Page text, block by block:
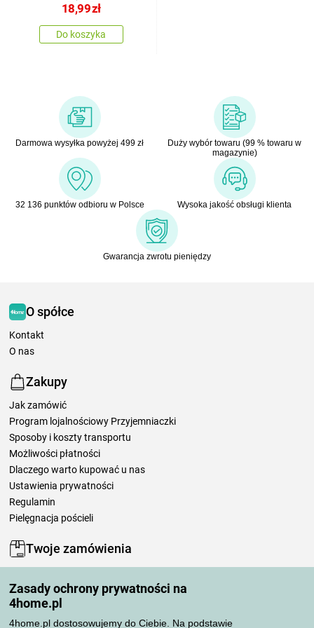
Zasady ochrony prywatności na
4home.pl
4home.pl dostosowujemy do Ciebie. Na podstawie
18,99zł
Do koszyka
Darmowa wysyłka powyżej 499 zł
Duży wybór towaru (99 % towaru w
magazynie)
32 136 punktów odbioru w Polsce Wysoka jakość obsługi klienta
Gwarancja zwrotu pieniędzy
O spółce
Kontakt
O nas
Zakupy
Jak zamówić
Program lojalnościowy Przyjemniaczki
Sposoby i koszty transportu
Możliwości płatności
Dlaczego warto kupować u nas
Ustawienia prywatności
Regulamin
Pielęgnacja pościeli
Twoje zamówienia
Moje zamówienia
Reklamacje
Odstąpienie od umowy